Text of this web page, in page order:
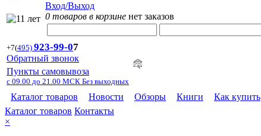
Вход/Выход
0 товаров в корзине нет заказов
+7(495) 923-99-07
Обратный звонок
Пункты самовывоза
с 09.00 до 21.00 МСК Без выходных
Каталог товаров Новости Обзоры Книги Как купить
Каталог товаров Контакты
×